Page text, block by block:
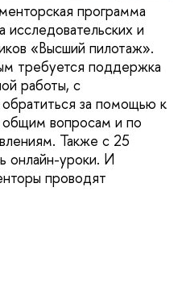
программа
исследовательских и
«Высший пилотаж».
требуется поддержка
работы, с
за помощью к
вопросам и по
Также с 25
онлайн-уроки. И
проводят